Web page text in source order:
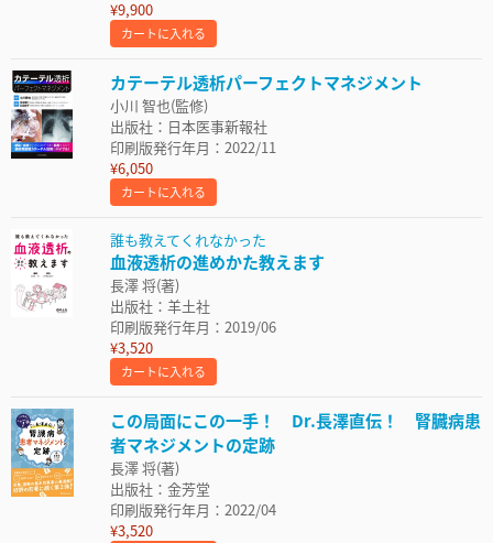
¥9,900
カートに入れる
カテーテル透析パーフェクトマネジメント
小川 智也(監修)
出版社：日本医事新報社
印刷版発行年月：2022/11
¥6,050
カートに入れる
誰も教えてくれなかった
血液透析の進めかた教えます
長澤 将(著)
出版社：羊土社
印刷版発行年月：2019/06
¥3,520
カートに入れる
この局面にこの一手！ Dr.長澤直伝！ 腎臓病患
者マネジメントの定跡
長澤 将(著)
出版社：金芳堂
印刷版発行年月：2022/04
¥3,520